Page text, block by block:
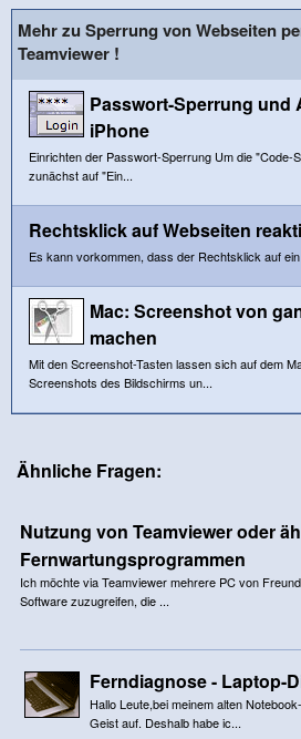
Mehr zu Sperrung von Webseiten
Teamviewer !
Passwort-Sperrung
iPhone
Einrichten der Passwort-Sperrung Um die "Code-
zunächst auf "Ein...
Rechtsklick auf Webseiten
Es kann vorkommen, dass der Rechtsklick auf ein
Mac: Screenshot von
machen
Mit den Screenshot-Tasten lassen sich auf dem
Screenshots des Bildschirms un...
Ähnliche Fragen:
Nutzung von Teamviewer oder
Fernwartungsprogrammen
Ich möchte via Teamviewer mehrere PC von
Software zuzugreifen, die ...
Ferndiagnose - Laptop-
Hallo Leute,bei meinem alten
Geist auf. Deshalb habe ic...